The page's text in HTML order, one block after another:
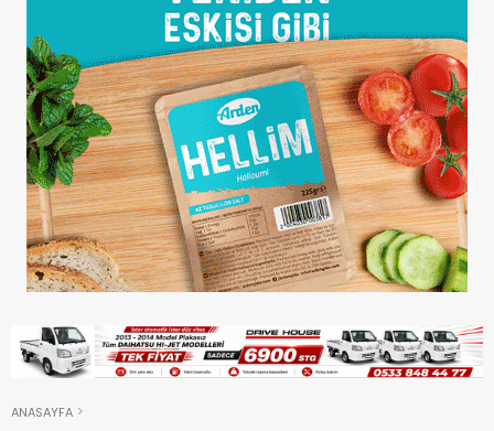
ANASAYFA